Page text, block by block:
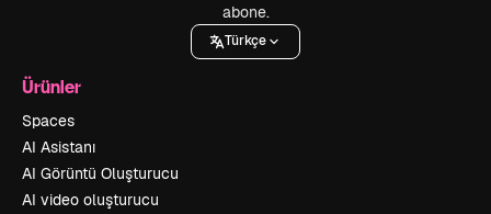
abone.
Türkçe
Ürünler
Spaces
AI Asistanı
AI Görüntü Oluşturucu
AI video oluşturucu